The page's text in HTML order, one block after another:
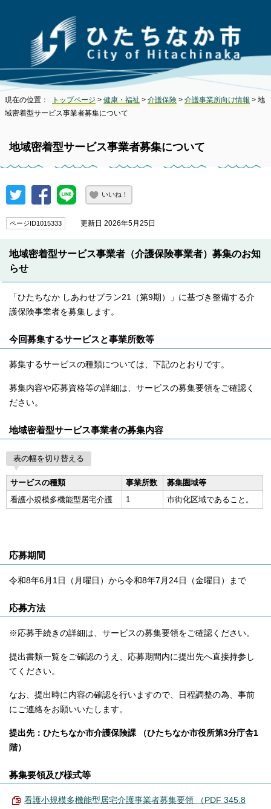
現在の位置： トップページ > 健康・福祉 > 介護保険 > 介護事業所向け情報 > 地
域密着型サービス事業者募集について
地域密着型サービス事業者募集について
いいね！
ページID1015333 更新日 2026年5月25日
地域密着型サービス事業者（介護保険事業者）募集のお知
らせ
「ひたちなか しあわせプラン21（第9期）」に基づき整備する介
護保険事業者を募集します。
今回募集するサービスと事業所数等
募集するサービスの種類については、下記のとおりです。
募集内容や応募資格等の詳細は、サービスの募集要領をご確認く
ださい。
地域密着型サービス事業者の募集内容
表の幅を切り替える
サービスの種類 事業所数
募集圏域等
看護小規模多機能型居宅介護
1 市街化区域であること。
応募期間
令和8年6月1日（月曜日）から令和8年7月24日（金曜日）まで
応募方法
※応募手続きの詳細は、サービスの募集要領をご確認ください。
提出書類一覧をご確認のうえ、応募期間内に提出先へ直接持参し
てください。
なお、提出時に内容の確認を行いますので、日程調整の為、事前
にご連絡をお願いいたします。
提出先：ひたちなか市介護保険課 （ひたちなか市役所第3分庁舎1
階）
募集要領及び様式等
看護小規模多機能型居宅介護事業者募集要領 （PDF 345.8